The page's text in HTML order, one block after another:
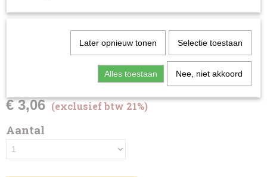
Beslagkom/keukenschaal
€ 3,06 (exclusief btw 21%)
Aantal
Later opnieuw tonen Selectie toestaan
Alles toestaan Nee, niet akkoord